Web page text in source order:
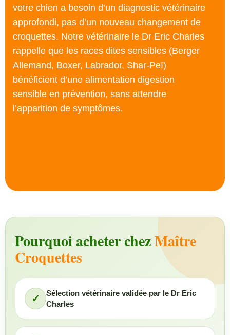
votre chien a besoin d’un diagnostic vétérinaire
approfondi, pas d’un nouveau changement de
croquettes. Notre vétérinaire le Dr Eric Charles
rappelle que les races dites sensibles (Berger
Allemand, Boxer, Labrador, Shar-Peï)
bénéficient d’une alimentation digestion
sensible en prévention, sans attendre
l’apparition de symptômes.
Pourquoi acheter chezMaître
Croquettes
✓
Sélection vétérinaire validée par le Dr Eric
Charles